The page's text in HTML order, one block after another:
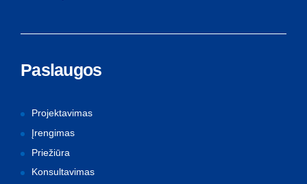
Paslaugos
Projektavimas
Įrengimas
Priežiūra
Konsultavimas